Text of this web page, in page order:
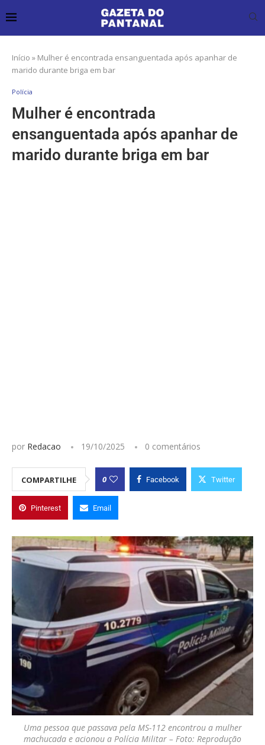
Início » Mulher é encontrada ensanguentada após apanhar de
marido durante briga em bar
Polícia
Mulher é encontrada
ensanguentada após apanhar de
marido durante briga em bar
por Redacao 19/10/2025 0 comentários
COMPARTILHE 0 Facebook Twitter
Pinterest Email
Uma pessoa que passava pela MS-112 encontrou a mulher
machucada e acionou a Polícia Militar – Foto: Reprodução